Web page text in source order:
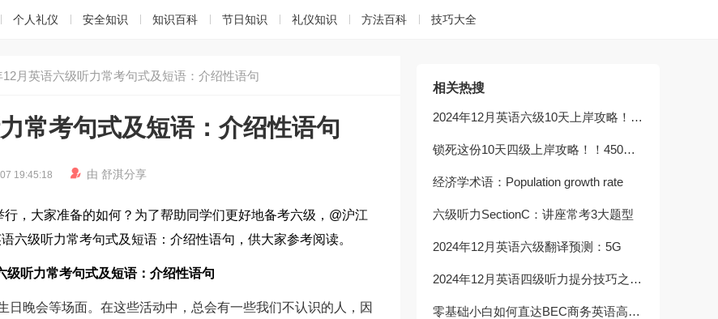
个人礼仪 安全知识 知识百科 节日知识 礼仪知识 方法百科 技巧大全
12月英语六级听力常考句式及短语：介绍性语句
常考句式及短语：介绍性语句
19:45:18  由 舒淇分享
，大家准备的如何？为了帮助同学们更好地备考六级，@沪江
六级听力常考句式及短语：介绍性语句，供大家参考阅读。
级听力常考句式及短语：介绍性语句
日晚会等场面。在这些活动中，总会有一些我们不认识的人，因
相关热搜
2024年12月英语六级10天上岸攻略！！450分稳了
锁死这份10天四级上岸攻略！！450分稳了
经济学术语：Population growth rate
六级听力SectionC：讲座常考3大题型
2024年12月英语六级翻译预测：5G
2024年12月英语四级听力提分技巧之听力篇章
零基础小白如何直达BEC商务英语高级？高效方法全解析！